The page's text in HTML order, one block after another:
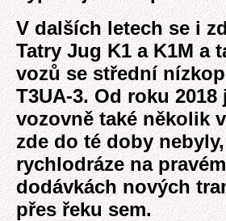
V dalších letech se i
Tatry Jug K1 a K1M a
vozů se střední
T3UA-3. Od roku
vozovně také několik
zde do té doby
rychlodráze na
dodávkách nových
přes řeku sem.